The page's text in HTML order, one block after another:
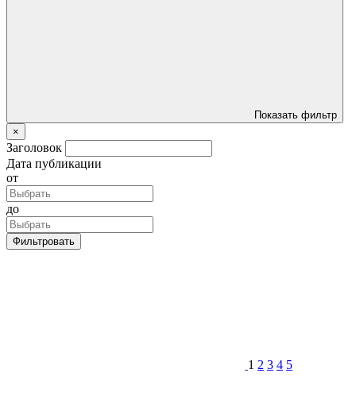
Показать фильтр
×
Заголовок
Дата публикации
от
до
Фильтровать
1 2 3 4 5